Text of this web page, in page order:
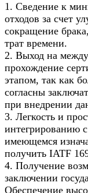
1. Сведение к
отходов за счет
сокращение
трат времени.
2. Выход на
прохождение
этапом, так как
согласны
при внедрении
3. Легкость и
интегрированию с
имеющемся
получить IATF
4. Получение
заключении
Обеспечение